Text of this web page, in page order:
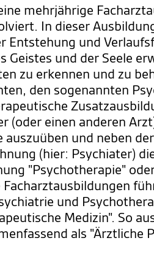
mehrjährige
In dieser
Entstehung und
Geistes und der Seele
zu erkennen und zu
den sogenannten
(oder einen anderen
auszuüben und neben der
(hier: Psychiater)
"Psychotherapie"
und
Medizin". So
als "Ärztliche